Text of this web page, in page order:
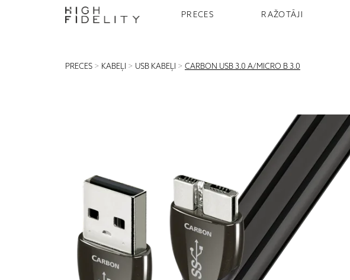
PRECES RAŽOTĀJI
PRECES > KABEĻI > USB KABEĻI > CARBON USB 3.0 A/MICRO B 3.0